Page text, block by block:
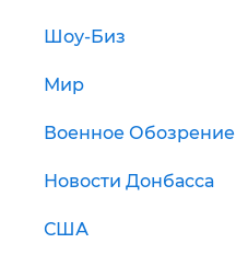
Шоу-Биз
Мир
Военное Обозрение
Новости Донбасса
США